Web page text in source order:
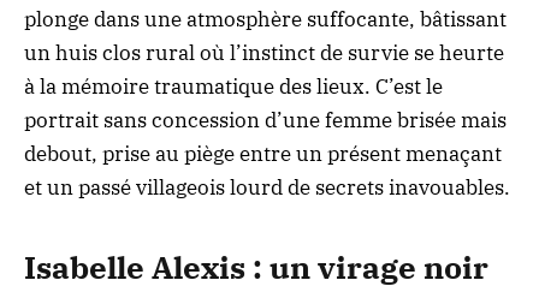
plonge dans une atmosphère suffocante, bâtissant
un huis clos rural où l’instinct de survie se heurte
à la mémoire traumatique des lieux. C’est le
portrait sans concession d’une femme brisée mais
debout, prise au piège entre un présent menaçant
et un passé villageois lourd de secrets inavouables.
Isabelle Alexis : un virage noir